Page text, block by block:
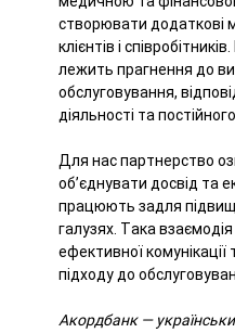
створювати додаткові
клієнтів і
лежить прагнення до
обслуговування,
діяльності та
Для нас партнерство
об’єднувати досвід та
працюють задля
галузях. Така
ефективної
підходу до
Акордбанк —